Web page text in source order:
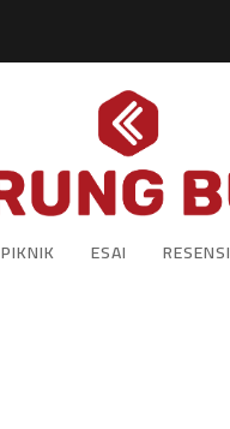
PIKNIK ESAI RESENSI